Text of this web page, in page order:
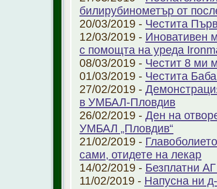
билирубинометър от
20/03/2019 - Честита
12/03/2019 - Иновативен
с помощта на уреда
08/03/2019 - Честит 8 ми
01/03/2019 - Честита
27/02/2019 -
в УМБАЛ-Пловдив
26/02/2019 - Ден на
УМБАЛ „Пловдив“
21/02/2019 -
сами, отидете на лекар
14/02/2019 - Безплатни
11/02/2019 - Напусна ни